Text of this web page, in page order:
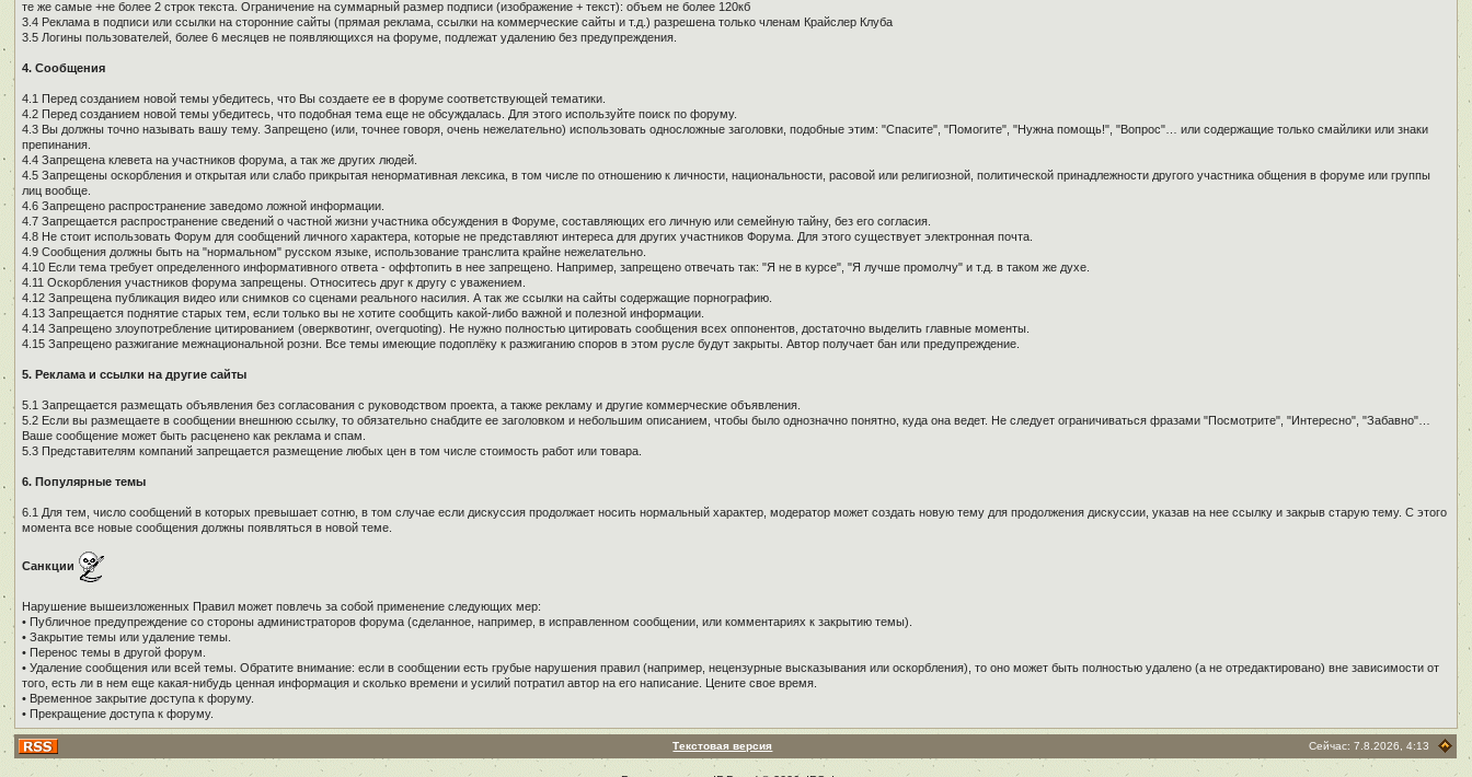
те же самые +не более 2 строк текста. Ограничение на суммарный размер подписи (изображение + текст): объем не более 120кб
3.4 Реклама в подписи или ссылки на сторонние сайты (прямая реклама, ссылки на коммерческие сайты и т.д.) разрешена только членам Крайслер Клуба
3.5 Логины пользователей, более 6 месяцев не появляющихся на форуме, подлежат удалению без предупреждения.
4. Сообщения
4.1 Перед созданием новой темы убедитесь, что Вы создаете ее в форуме соответствующей тематики.
4.2 Перед созданием новой темы убедитесь, что подобная тема еще не обсуждалась. Для этого используйте поиск по форуму.
4.3 Вы должны точно называть вашу тему. Запрещено (или, точнее говоря, очень нежелательно) использовать односложные заголовки, подобные этим: "Спасите", "Помогите", "Нужна помощь!", "Вопрос"… или содержащие только смайлики или знаки
препинания.
4.4 Запрещена клевета на участников форума, а так же других людей.
4.5 Запрещены оскорбления и открытая или слабо прикрытая ненормативная лексика, в том числе по отношению к личности, национальности, расовой или религиозной, политической принадлежности другого участника общения в форуме или группы
лиц вообще.
4.6 Запрещено распространение заведомо ложной информации.
4.7 Запрещается распространение сведений о частной жизни участника обсуждения в Форуме, составляющих его личную или семейную тайну, без его согласия.
4.8 Не стоит использовать Форум для сообщений личного характера, которые не представляют интереса для других участников Форума. Для этого существует электронная почта.
4.9 Сообщения должны быть на "нормальном" русском языке, использование транслита крайне нежелательно.
4.10 Если тема требует определенного информативного ответа - оффтопить в нее запрещено. Например, запрещено отвечать так: "Я не в курсе", "Я лучше промолчу" и т.д. в таком же духе.
4.11 Оскорбления участников форума запрещены. Относитесь друг к другу с уважением.
4.12 Запрещена публикация видео или снимков со сценами реального насилия. А так же ссылки на сайты содержащие порнографию.
4.13 Запрещается поднятие старых тем, если только вы не хотите сообщить какой-либо важной и полезной информации.
4.14 Запрещено злоупотребление цитированием (оверквотинг, overquoting). Не нужно полностью цитировать сообщения всех оппонентов, достаточно выделить главные моменты.
4.15 Запрещено разжигание межнациональной розни. Все темы имеющие подоплёку к разжиганию споров в этом русле будут закрыты. Автор получает бан или предупреждение.
5. Реклама и ссылки на другие сайты
5.1 Запрещается размещать объявления без согласования с руководством проекта, а также рекламу и другие коммерческие объявления.
5.2 Если вы размещаете в сообщении внешнюю ссылку, то обязательно снабдите ее заголовком и небольшим описанием, чтобы было однозначно понятно, куда она ведет. Не следует ограничиваться фразами "Посмотрите", "Интересно", "Забавно"…
Ваше сообщение может быть расценено как реклама и спам.
5.3 Представителям компаний запрещается размещение любых цен в том числе стоимость работ или товара.
6. Популярные темы
6.1 Для тем, число сообщений в которых превышает сотню, в том случае если дискуссия продолжает носить нормальный характер, модератор может создать новую тему для продолжения дискуссии, указав на нее ссылку и закрыв старую тему. С этого
момента все новые сообщения должны появляться в новой теме.
Санкции
Нарушение вышеизложенных Правил может повлечь за собой применение следующих мер:
• Публичное предупреждение со стороны администраторов форума (сделанное, например, в исправленном сообщении, или комментариях к закрытию темы).
• Закрытие темы или удаление темы.
• Перенос темы в другой форум.
• Удаление сообщения или всей темы. Обратите внимание: если в сообщении есть грубые нарушения правил (например, нецензурные высказывания или оскорбления), то оно может быть полностью удалено (а не отредактировано) вне зависимости от
того, есть ли в нем еще какая-нибудь ценная информация и сколько времени и усилий потратил автор на его написание. Цените свое время.
• Временное закрытие доступа к форуму.
• Прекращение доступа к форуму.
Текстовая версия Сейчас: 7.8.2026, 4:13